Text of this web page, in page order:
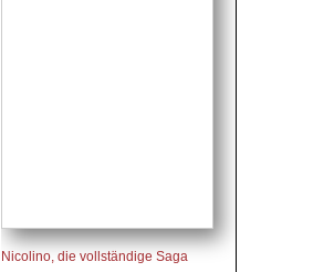
Nicolino, die vollständige Saga